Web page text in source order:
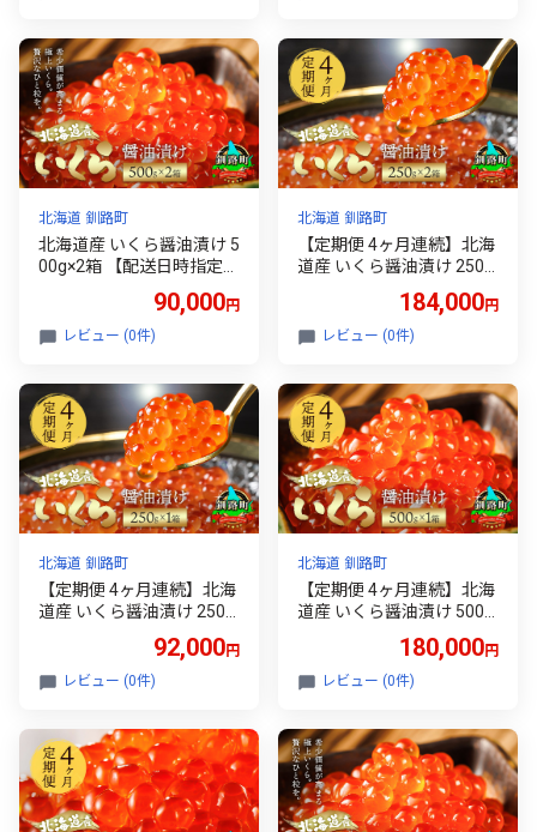
ご飯 冷凍保存 簡単レシピ
お取り寄せ 野永シェフ す
ぐ発送 45000円 すぐ届く
北海道 釧路町 釧路超 特産
品 br02
人気 笹谷商店 直営 釧之助
本店 せんのすけ 高級 ギフ
ト 贈答用 贈答品 360000
海鮮定期便 北海道 釧路町
釧路超 特産品 br04
北海道 釧路町
北海道産 いくら醤油漬け 5
00g×2箱 【配送日時指定可
ikura 鮭 鮭卵 鮭いくら 魚
卵 冷凍 配送月指定 配送月
発送 すぐ届く 魚介類 海鮮
絶品 人気 笹谷商店 せんの
すけ すぐ発送 90000以上
9万円 9万ほど 北海道 釧路
町 釧路超 特産品 br01
90,000円
レビュー (0件)
北海道 釧路町
【定期便 4ヶ月連続】北海
道産 いくら醤油漬け 250g
くら醤油漬 しょう油 しょ
うゆ イクラ ikura 鮭 鮭卵
笹谷商店 直営 釧之助本店
せんのすけ 高級 ギフト 贈
答用 贈答品 海鮮定期便 18
万円 定期便 18万円以上 18
万円以上のもの 北海道 釧
路町 釧路超 特産品 br04
184,000円
レビュー (0件)
北海道 釧路町
【定期便 4ヶ月連続】北海
道産 いくら醤油漬け 250g
くら醤油漬 しょう油 しょ
うゆ イクラ ikura 小分け
鮮 絶品 人気 一人暮らし お
かず 笹谷商店 直営 釧之助
本店 せんのすけ 高級 ギフ
ト 贈答用 贈答品 90000以
上 海鮮定期便 北海道 釧路
92,000円
レビュー (0件)
北海道 釧路町
【定期便 4ヶ月連続】北海
道産 いくら醤油漬け 500g
油漬 しょう油 しょうゆ イ
クラ ikura 小分け 天然 鮭
人気 笹谷商店 直営 釧之助
本店 せんのすけ 高級 ギフ
ト 贈答用 贈答品 海鮮定期
便 18万円 定期便 18万円以
上 18万円以上のもの 北海
180,000円
レビュー (0件)